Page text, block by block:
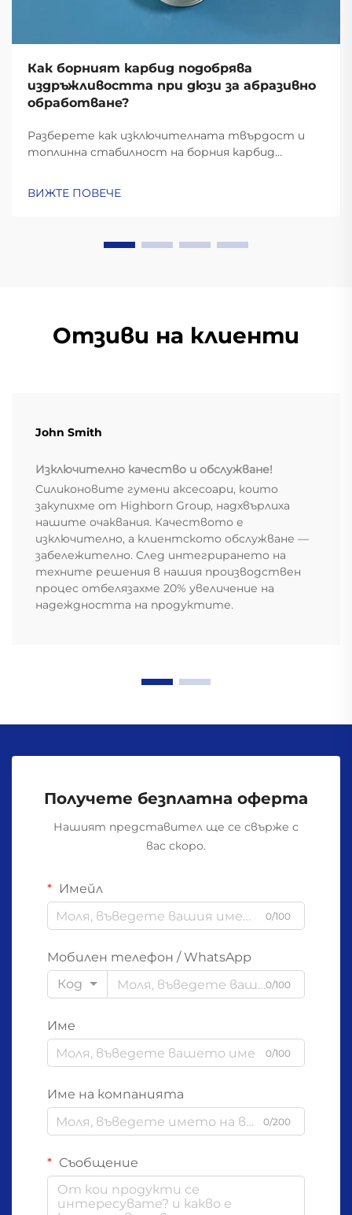
Как борният карбид подобрява
издръжливостта при дюзи за абразивно
обработване?
Разберете как изключителната твърдост и
топлинна стабилност на борния карбид
разходи при абразивно обработване. Вижте
ВИЖТЕ ПОВЕЧЕ
Отзиви на клиенти
John Smith
Изключително качество и обслужване!
Силиконовите гумени аксесоари, които
закупихме от Highborn Group, надхвърлиха
нашите очаквания. Качеството е
изключително, а клиентското обслужване —
забележително. След интегрирането на
техните решения в нашия производствен
процес отбелязахме 20% увеличение на
надеждността на продуктите.
Получете безплатна оферта
Нашият представител ще се свърже с
вас скоро.
Имейл
0/100
Мобилен телефон / WhatsApp
Код
0/100
Име
0/100
Име на компанията
0/200
Съобщение